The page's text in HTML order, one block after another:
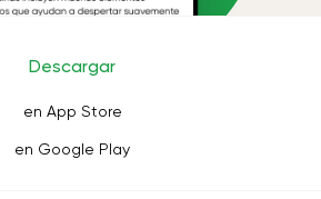
Descargar
en App Store
en Google Play